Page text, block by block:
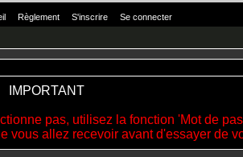
Règlement S'inscrire Se connecter
IMPORTANT
pas, utilisez la fonction 'Mot de
vous allez recevoir avant d'essayer de